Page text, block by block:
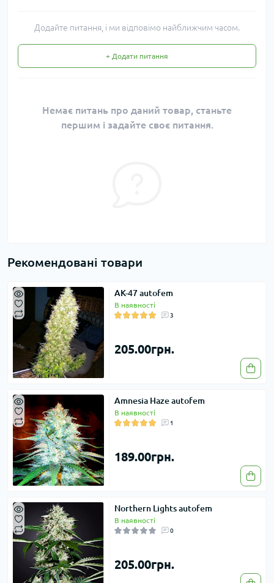
Додайте питання, і ми відповімо найближчим часом.
+ Додати питання
Немає питань про даний товар, станьте
першим і задайте своє питання.
Рекомендовані товари
AK-47 autofem
В наявності
3
205.00грн.
Amnesia Haze autofem
В наявності
1
189.00грн.
Northern Lights autofem
В наявності
0
205.00грн.